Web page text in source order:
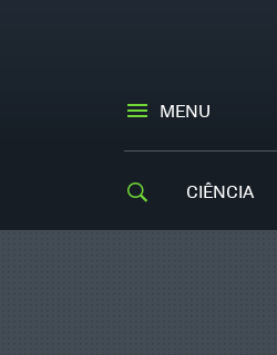
MENU
CIÊNCIA